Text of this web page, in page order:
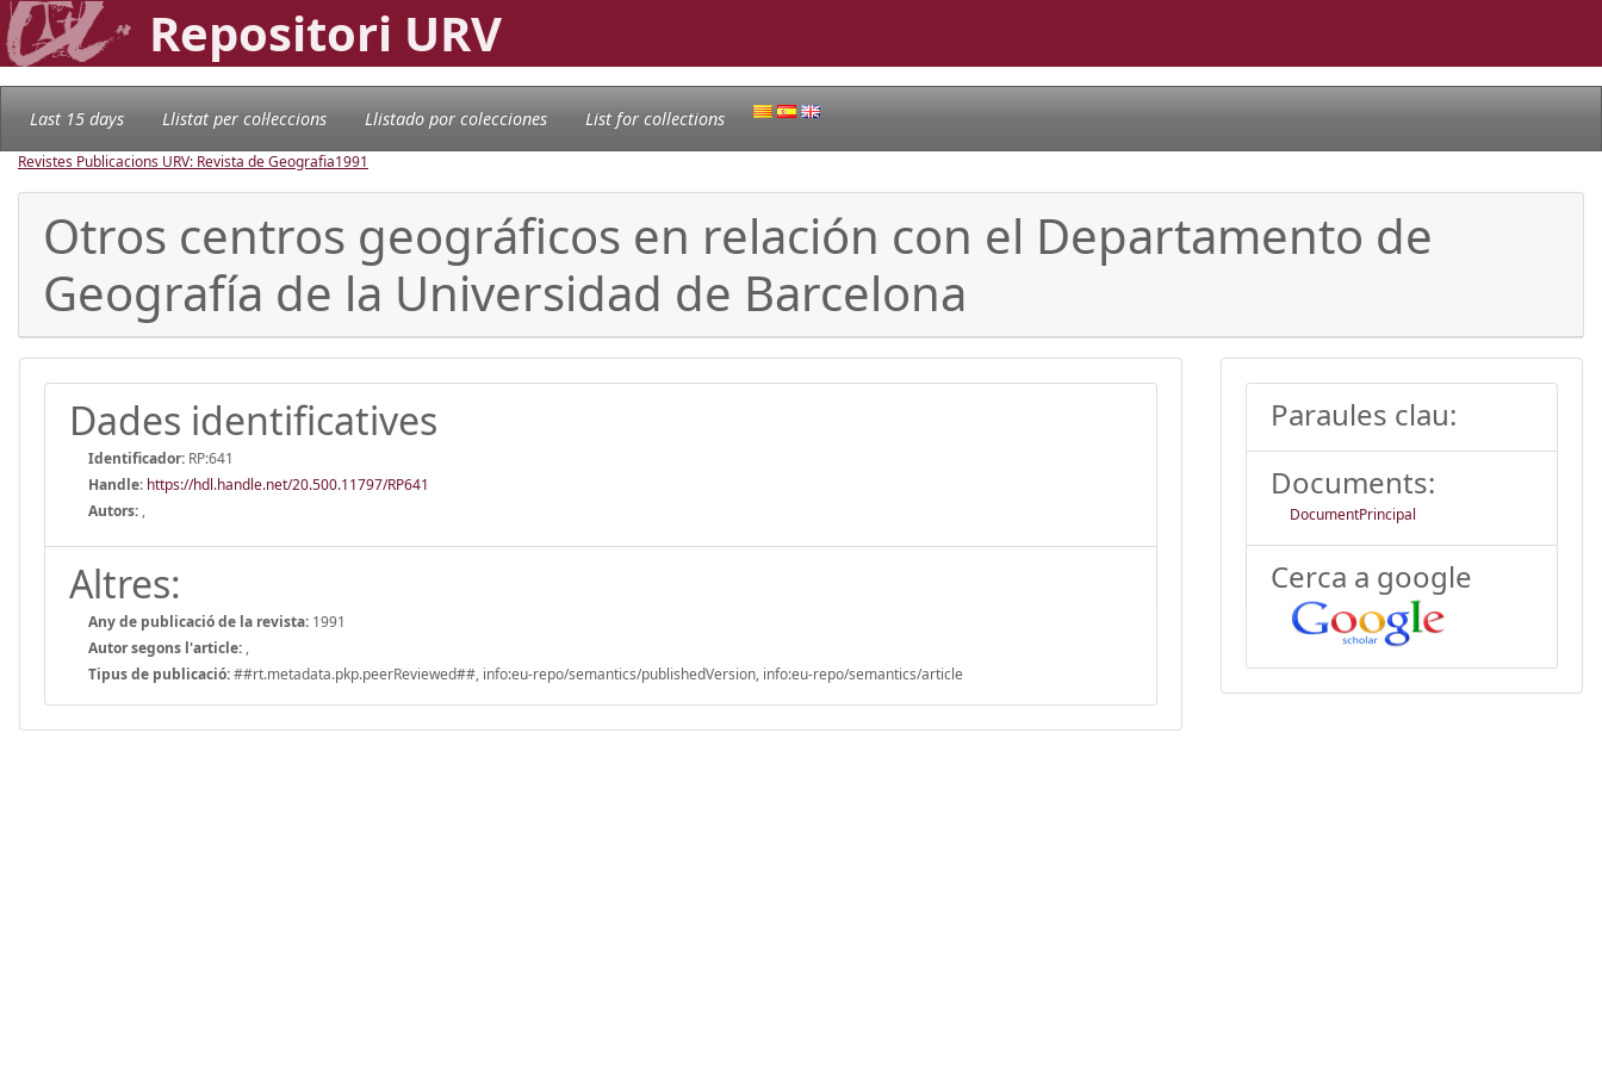
Repositori URV
Last 15 days Llistat per col·leccions Llistado por colecciones List for collections
Revistes Publicacions URV: Revista de Geografia1991
Otros centros geográficos en relación con el Departamento de
Geografía de la Universidad de Barcelona
Dades identificatives
Identificador: RP:641
Handle: https://hdl.handle.net/20.500.11797/RP641
Autors: ,
Altres:
Any de publicació de la revista: 1991
Autor segons l'article: ,
Tipus de publicació:##rt.metadata.pkp.peerReviewed##, info:eu-repo/semantics/publishedVersion, info:eu-repo/semantics/article
Paraules clau:
Documents:
DocumentPrincipal
Cerca a google